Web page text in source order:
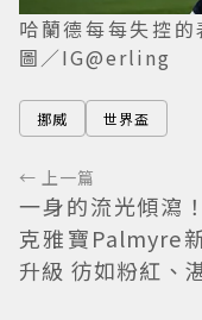
哈蘭德每每失控
圖／IG@erling
挪威 世界盃
← 上一篇
一身的流光傾瀉
克雅寶Palmyre
升級 彷如粉紅、